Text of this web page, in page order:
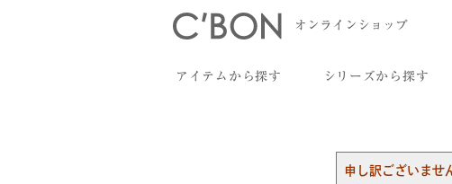
オンラインショップ
アイテムから探す シリーズから探す
申し訳ございませ